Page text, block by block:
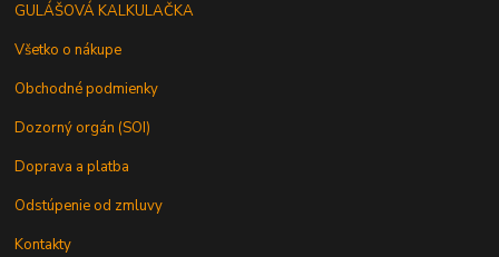
GULÁŠOVÁ KALKULAČKA
Všetko o nákupe
Obchodné podmienky
Dozorný orgán (SOI)
Doprava a platba
Odstúpenie od zmluvy
Kontakty